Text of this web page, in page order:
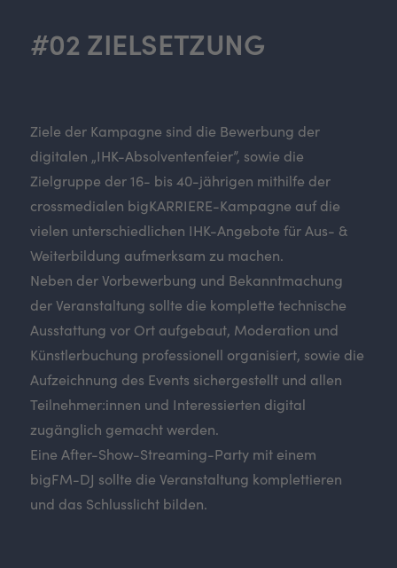
#02 ZIELSETZUNG
Ziele der Kampagne sind die Bewerbung der
digitalen „IHK-Absolventenfeier”, sowie die
Zielgruppe der 16- bis 40-jährigen mithilfe der
crossmedialen bigKARRIERE-Kampagne auf die
vielen unterschiedlichen IHK-Angebote für Aus- &
Weiterbildung aufmerksam zu machen.
Neben der Vorbewerbung und Bekanntmachung
der Veranstaltung sollte die komplette technische
Ausstattung vor Ort aufgebaut, Moderation und
Künstlerbuchung professionell organisiert, sowie die
Aufzeichnung des Events sichergestellt und allen
Teilnehmer:innen und Interessierten digital
zugänglich gemacht werden.
Eine After-Show-Streaming-Party mit einem
bigFM-DJ sollte die Veranstaltung komplettieren
und das Schlusslicht bilden.